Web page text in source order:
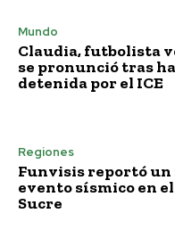
Mundo
Claudia, futbolista
se pronunció tras
detenida por el ICE
Regiones
Funvisis reportó un
evento sísmico en
Sucre